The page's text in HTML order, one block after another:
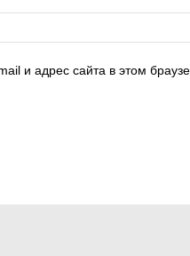
и адрес сайта в этом